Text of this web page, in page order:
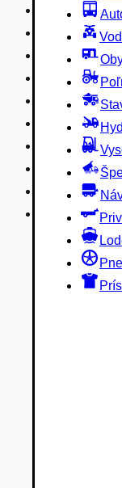
Stavebné
Špeciály/
Návesy/
Privesné
Lode/